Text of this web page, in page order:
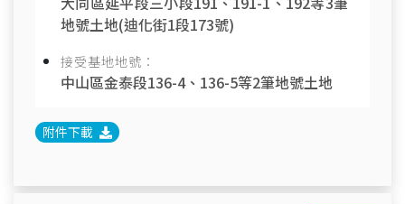
地號土地(迪化街1段173號)
接受基地地號：
中山區金泰段136-4、136-5等2筆地號土地
附件下載